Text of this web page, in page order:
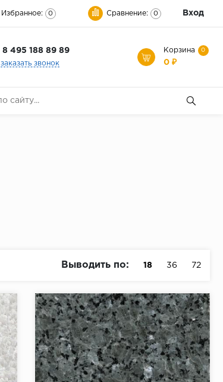
Избранное: 0 Сравнение: 0 Вход
8 495 188 89 89
заказать звонок
Корзина 0
0 ₽
Выводить по: 18 36 72